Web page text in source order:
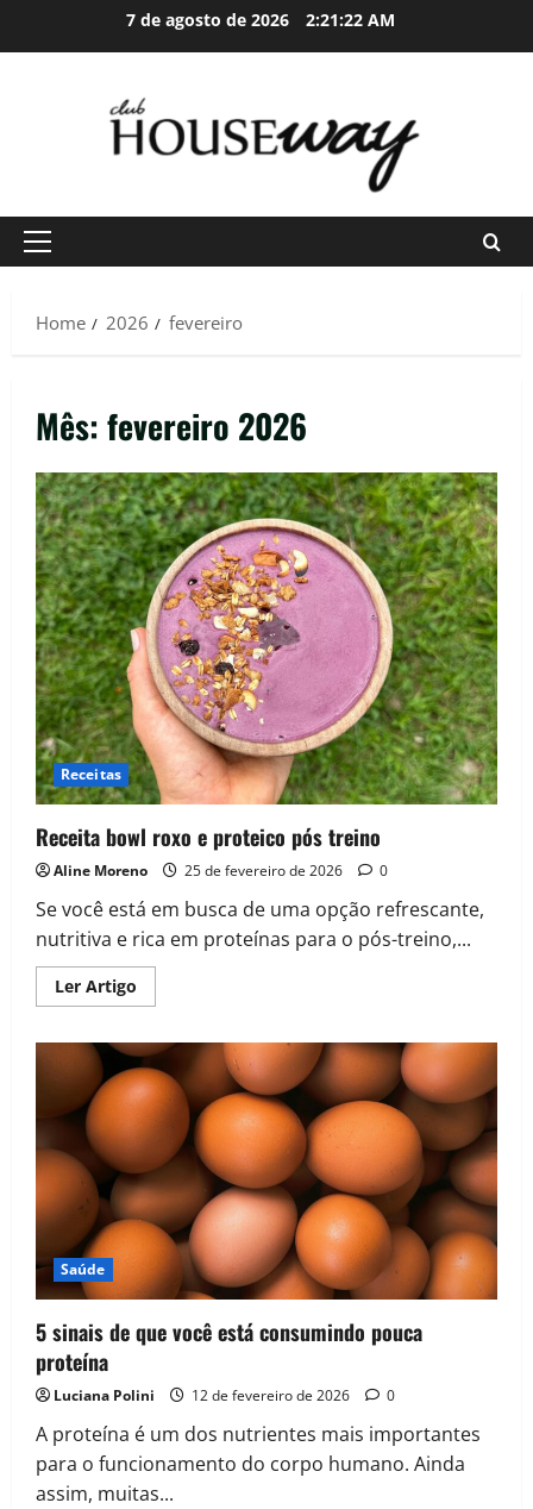
7 de agosto de 2026 2:21:23 AM
Primary
Home
2026 fevereiro
Mês:fevereiro 2026
Receitas
Receita bowl roxo e proteico pós treino
Aline Moreno 25 de fevereiro de 2026 0
Se você está em busca de uma opção refrescante,
nutritiva e rica em proteínas para o pós-treino,...
Ler Artigo
more
bowl
roxo
e
proteico
pós
treino
Saúde
5 sinais de que você está consumindo pouca
proteína
Luciana Polini 12 de fevereiro de 2026 0
A proteína é um dos nutrientes mais importantes
para o funcionamento do corpo humano. Ainda
assim, muitas...